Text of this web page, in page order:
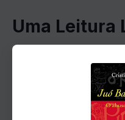
Uma Leitura
"Juó Bananére o
leitura leve e